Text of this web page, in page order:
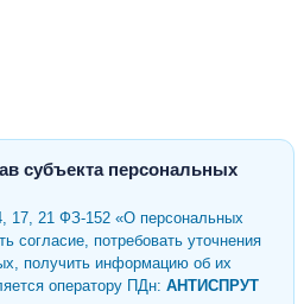
субъекта персональных
17, 21 ФЗ-152 «О персональных
согласие, потребовать уточнения
получить информацию об их
оператору ПДн: АНТИСПРУТ